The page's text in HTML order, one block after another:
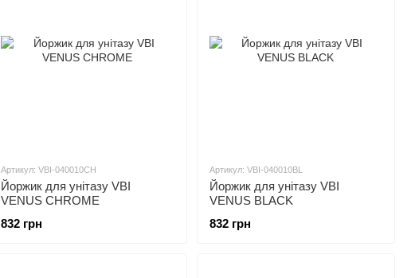
Артикул: VBI-040010CH
Йоржик для унітазу VBI
VENUS CHROME
832 грн
Артикул: VBI-040010BL
Йоржик для унітазу VBI
VENUS BLACK
832 грн